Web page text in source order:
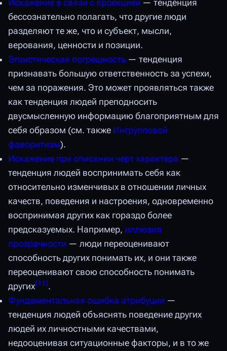
Искажение в связи с проекцией — тенденция
бессознательно полагать, что другие люди
разделяют те же, что и субъект, мысли,
верования, ценности и позиции.
Эгоистическая погрешность — тенденция
признавать большую ответственность за успехи,
чем за поражения. Это может проявляться также
как тенденция людей преподносить
двусмысленную информацию благоприятным для
себя образом (см. также Ингрупповой
фаворитизм).
Искажение при описании черт характера —
тенденция людей воспринимать себя как
относительно изменчивых в отношении личных
качеств, поведения и настроения, одновременно
воспринимая других как гораздо более
предсказуемых. Например, иллюзия
прозрачности — люди переоценивают
способность других понимать их, и они также
переоценивают свою способность понимать
других[11].
Фундаментальная ошибка атрибуции —
тенденция людей объяснять поведение других
людей их личностными качествами,
недооценивая ситуационные факторы, и в то же